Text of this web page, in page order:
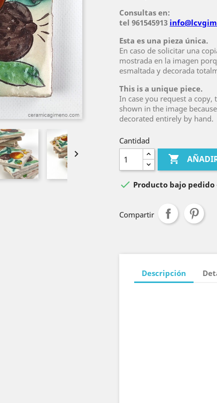

Consultas en:
tel 961545913
Esta es una pieza única.
En caso de solicitar una
mostrada en la imagen
esmaltada y decorada
This is a unique piece.
In case you request a
shown in the image
decorated entirely by hand.
Cantidad

 Producto bajo pedido
Compartir
Descripción